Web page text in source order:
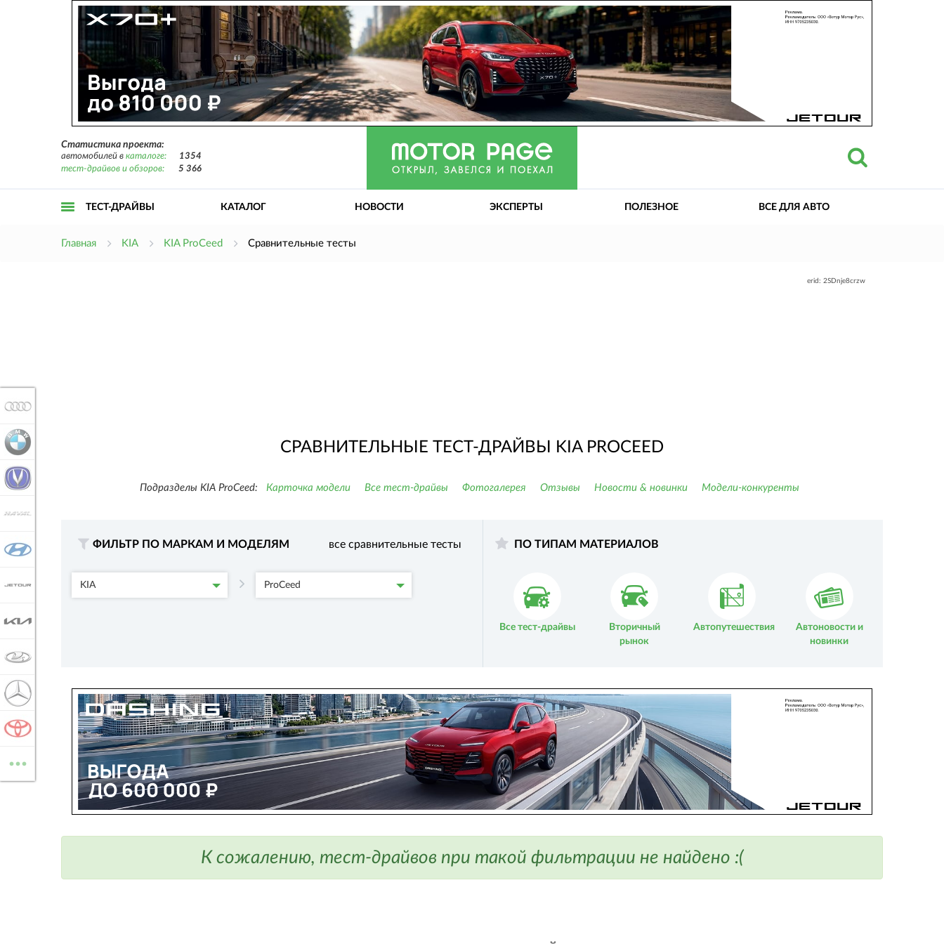
Статистика проекта:
автомобилей в каталоге:
1354
тест-драйвов и обзоров:
5 366
ТЕСТ-ДРАЙВЫ КАТАЛОГ НОВОСТИ ЭКСПЕРТЫ ПОЛЕЗНОЕ ВСЕ ДЛЯ АВТО
Главная KIA KIA ProCeed Сравнительные тесты
erid: 2SDnje8crzw
СРАВНИТЕЛЬНЫЕ ТЕСТ-ДРАЙВЫ KIA PROCEED
Подразделы KIA ProCeed: Карточка модели Все тест-драйвы Фотогалерея Отзывы Новости & новинки Модели-конкуренты
ФИЛЬТР ПО МАРКАМ И МОДЕЛЯМ все сравнительные тесты
KIA ProCeed
ПО ТИПАМ МАТЕРИАЛОВ
Все тест-драйвы
Вторичный
рынок
Автопутешествия
Автоновости и
новинки
К сожалению, тест-драйвов при такой фильтрации не найдено :(
HYUNDAI
MERCEDES-BENZ
... ВСЕ МАРКИ